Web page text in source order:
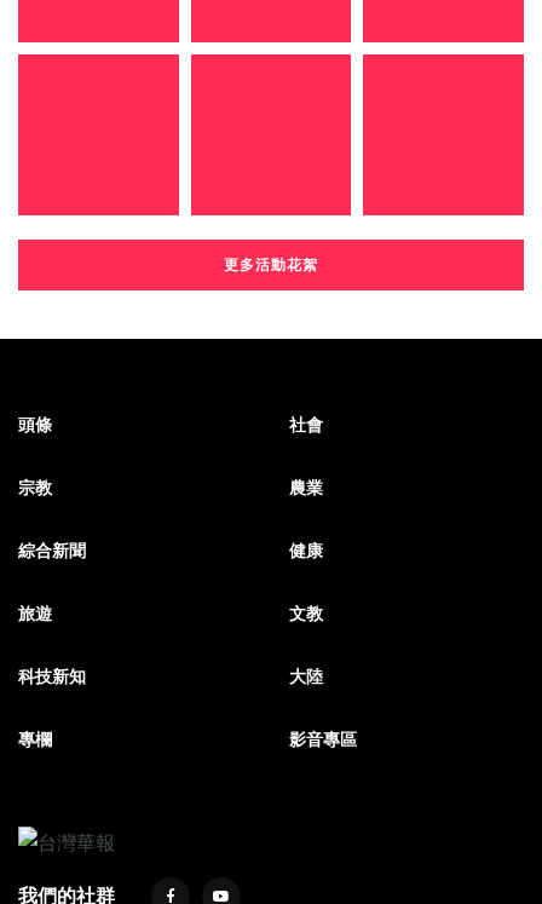
更多活動花絮
頭條 社會
宗教 農業
綜合新聞 健康
旅遊 文教
科技新知 大陸
專欄 影音專區
我們的社群